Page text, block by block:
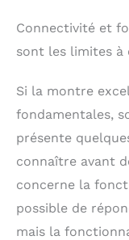
Connectivité et
sont les limites à
Si la montre
fondamentales,
présente
connaître avant
concerne la
possible de
mais la